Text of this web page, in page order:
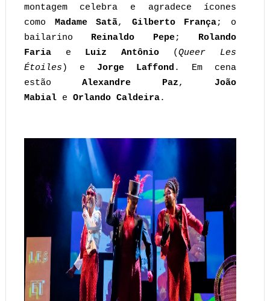
montagem celebra e agradece ícones
como Madame Satã, Gilberto França; o
bailarino Reinaldo Pepe; Rolando
Faria e Luiz Antônio (Queer Les
Étoiles ) e Jorge Laffond . Em cena
estãoAlexandre Paz,João
Mabiale Orlando Caldeira.